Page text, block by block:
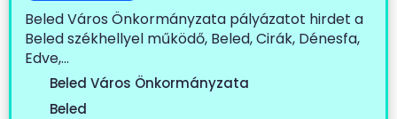
Beled Város Önkormányzata pályázatot hirdet a
Beled székhellyel működő, Beled, Cirák, Dénesfa,
Edve,...
Beled Város Önkormányzata
Beled